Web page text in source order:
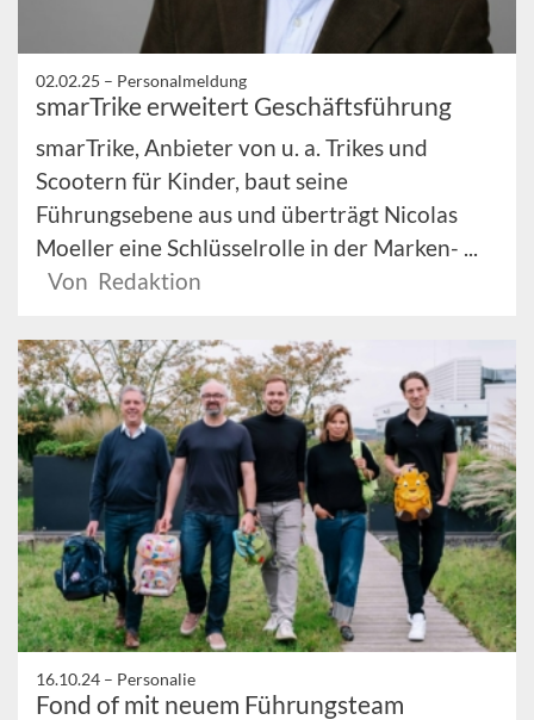
02.02.25 – Personalmeldung
smarTrike erweitert Geschäftsführung
smarTrike, Anbieter von u. a. Trikes und
Scootern für Kinder, baut seine
Führungsebene aus und überträgt Nicolas
Moeller eine Schlüsselrolle in der Marken- ...
Von Redaktion
16.10.24 – Personalie
Fond of mit neuem Führungsteam